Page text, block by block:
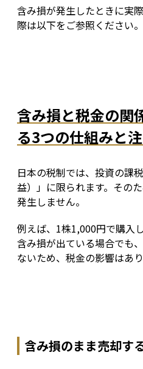
含み損が発生したときに実
際は以下をご参照ください。
含み損と税金の関
る3つの仕組みと
日本の税制では、投資の課
益）」に限られます。その
発生しません。
例えば、1株1,000円で購入
含み損が出ている場合でも
ないため、税金の影響はあり
含み損のまま売却す